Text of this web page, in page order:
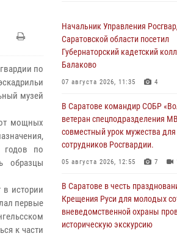
по
музей
мощных
годов по
образцы
в истории
первые
к части
Начальник Управления
Саратовской области посетил
Губернаторский кадетский
Балаково
07 августа 2026, 11:35 4
В Саратове командир СОБР
ветеран спецподразделения
совместный урок мужества
сотрудников Росгвардии.
05 августа 2026, 12:55 7
В Саратове в честь
Крещения Руси для молодых
вневедомственной охраны
историческую экскурсию